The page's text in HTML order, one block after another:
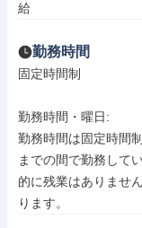
給
勤務時間
固定時間制
勤務時間・曜日:
勤務時間は固定時間
までの間で勤務して
的に残業はありませ
ります。